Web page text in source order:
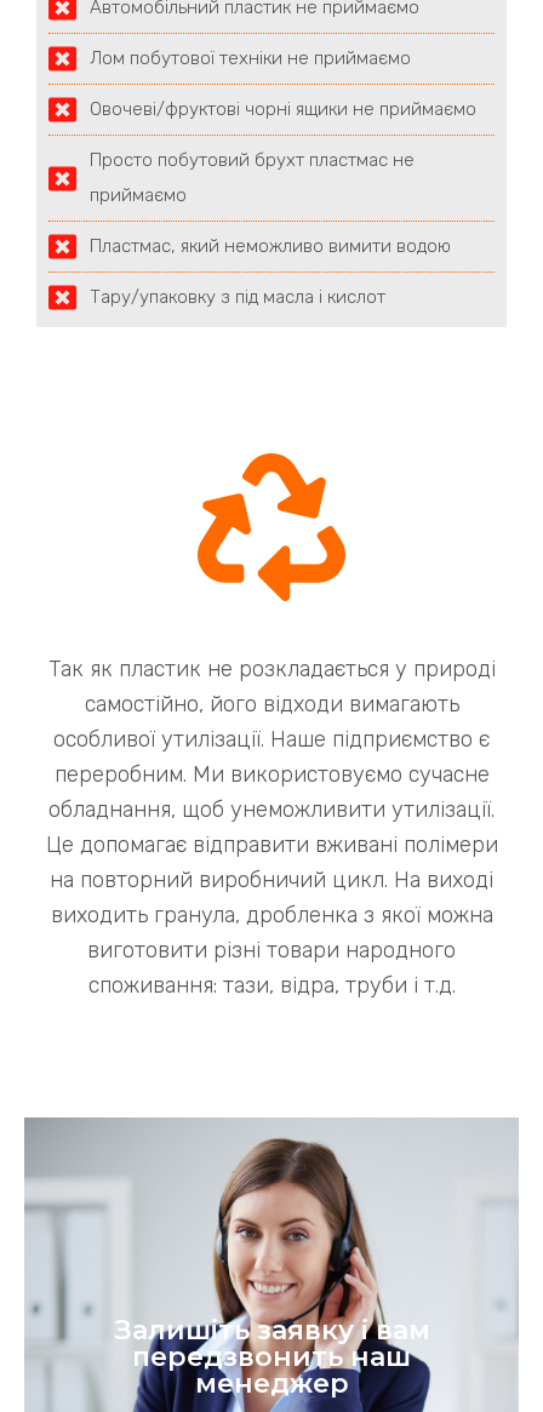
Автомобільний пластик не приймаємо
Лом побутової техніки не приймаємо
Овочеві/фруктові чорні ящики не приймаємо
Просто побутовий брухт пластмас не
приймаємо
Пластмас, який неможливо вимити водою
Тару/упаковку з під масла і кислот
Так як пластик не розкладається у природі
самостійно, його відходи вимагають
особливої ​​утилізації. Наше підприємство є
переробним. Ми використовуємо сучасне
обладнання, щоб унеможливити утилізації.
Це допомагає відправити вживані полімери
на повторний виробничий цикл. На виході
виходить гранула, дробленка з якої можна
виготовити різні товари народного
споживання: тази, відра, труби і т.д.
Залишіть заявку і вам
передзвонить наш
менеджер